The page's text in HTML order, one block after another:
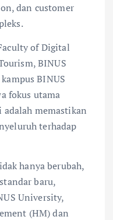
dan customer
of Digital
BINUS
BINUS
fokus utama
memastikan
terhadap
hanya berubah,
baru,
University,
(HM) dan